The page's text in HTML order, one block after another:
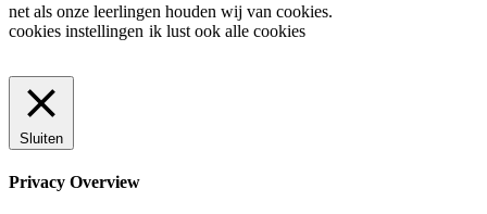
net als onze leerlingen houden wij van cookies.
cookies instellingen ik lust ook alle cookies
Sluiten
Privacy Overview